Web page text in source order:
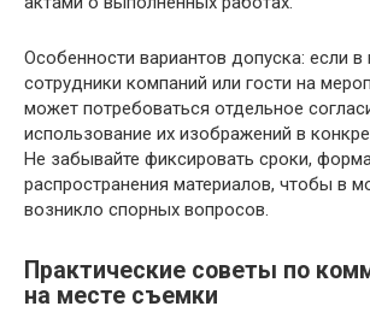
Особенности вариантов допуска: если
сотрудники компаний или гости на
может потребоваться отдельное
использование их изображений в
Не забывайте фиксировать сроки,
распространения материалов, чтобы в
возникло спорных вопросов.
Практические советы по
на месте съемки